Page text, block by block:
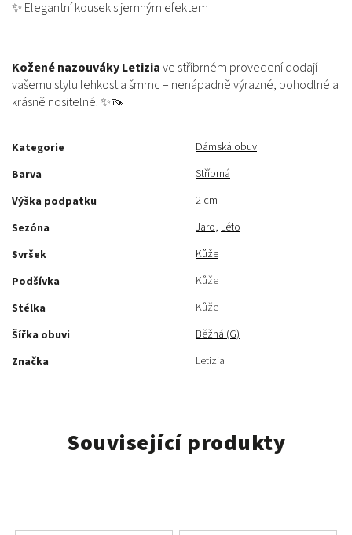
✨ Elegantní kousek s jemným efektem
Kožené nazouváky Letiziave stříbrném provedení dodají
vašemu stylu lehkost a šmrnc – nenápadně výrazné, pohodlné a
krásně nositelné. ✨👡
Kategorie
Dámská obuv
Barva
Stříbrná
Výška podpatku
2 cm
Sezóna
Jaro, Léto
Svršek
Kůže
Podšívka
Kůže
Stélka
Kůže
Šířka obuvi
Běžná (G)
Značka
Letizia
Související produkty